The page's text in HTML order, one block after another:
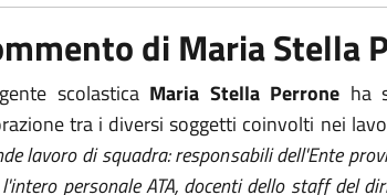
di Maria Stella
scolastica Maria Stella Perrone ha
tra i diversi soggetti coinvolti nei
lavoro di squadra: responsabili dell'Ente
personale ATA, docenti dello staff del